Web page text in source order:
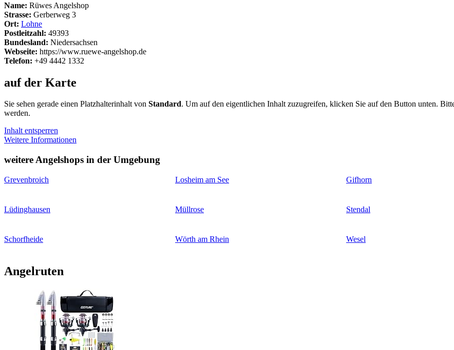
Name: Rüwes Angelshop
Strasse: Gerberweg 3
Ort: Lohne
Postleitzahl: 49393
Bundesland: Niedersachsen
Webseite: https://www.ruewe-angelshop.de
Telefon: +49 4442 1332
auf der Karte
Sie sehen gerade einen Platzhalterinhalt von Standard. Um auf den eigentlichen Inhalt zuzugreifen, klicken Sie auf den Button unten.
werden.
Inhalt entsperren
Weitere Informationen
weitere Angelshops in der Umgebung
Grevenbroich Losheim am See Gifhorn
Lüdinghausen Müllrose Stendal
Schorfheide Wörth am Rhein Wesel
Angelruten